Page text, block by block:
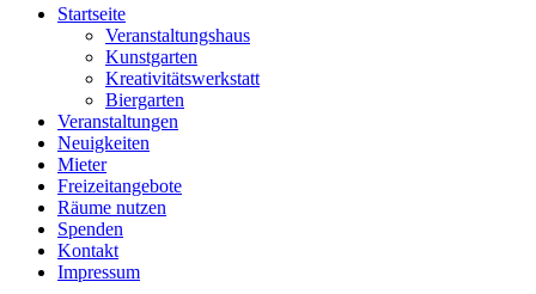
Startseite
Veranstaltungshaus
Kunstgarten
Kreativitätswerkstatt
Biergarten
Veranstaltungen
Neuigkeiten
Mieter
Freizeitangebote
Räume nutzen
Spenden
Kontakt
Impressum